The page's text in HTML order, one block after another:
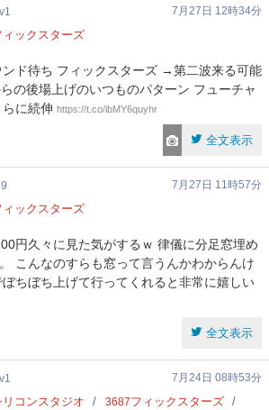
7月27日 12時34分
ィックスターズ
ド待ち フィックスターズ →第二波来る可能
の後場上げのいつものパターン フューチャ
に続伸 https://t.co/ibMY6quyhr
全文表示
7月27日 11時57分
ィックスターズ
円久々に見た気がするｗ 律儀に分足窓埋め
こんなのすらも窓って言うんかわからんけ
ちぼち上げて行ってくれると非常に嬉しい
全文表示
7月24日 08時53分
リコンスタジオ 3687フィックスターズ